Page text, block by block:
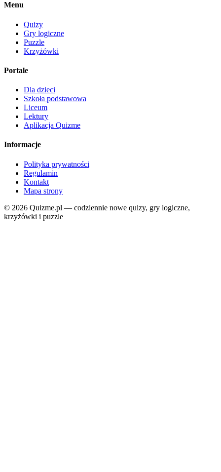
Menu
Quizy
Gry logiczne
Puzzle
Krzyżówki
Portale
Dla dzieci
Szkoła podstawowa
Liceum
Lektury
Aplikacja Quizme
Informacje
Polityka prywatności
Regulamin
Kontakt
Mapa strony
© 2026 Quizme.pl — codziennie nowe quizy, gry logiczne,
krzyżówki i puzzle